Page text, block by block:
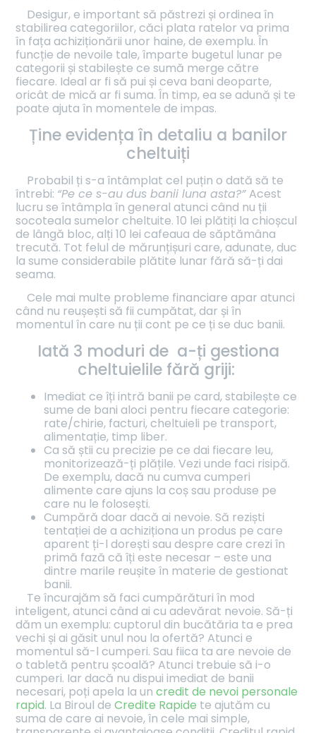
Desigur, e important să păstrezi și ordinea în
stabilirea categoriilor, căci plata ratelor va prima
în fața achiziționării unor haine, de exemplu. În
funcție de nevoile tale, împarte bugetul lunar pe
categorii și stabilește ce sumă merge către
fiecare. Ideal ar fi să pui și ceva bani deoparte,
oricât de mică ar fi suma. În timp, ea se adună și te
poate ajuta în momentele de impas.
Ține evidența în detaliu a banilor
cheltuiți
Probabil ți s-a întâmplat cel puțin o dată să te
întrebi: “Pe ce s-au dus banii luna asta?” Acest
lucru se întâmpla în general atunci când nu ții
socoteala sumelor cheltuite. 10 lei plătiți la chioșcul
de lângă bloc, alți 10 lei cafeaua de săptămâna
trecută. Tot felul de mărunțișuri care, adunate, duc
la sume considerabile plătite lunar fără să-ți dai
seama.
Cele mai multe probleme financiare apar atunci
când nu reușești să fii cumpătat, dar și în
momentul în care nu ții cont pe ce ți se duc banii.
Iată 3 moduri de a-ți gestiona
cheltuielile fără griji:
Imediat ce îți intră banii pe card, stabilește ce
sume de bani aloci pentru fiecare categorie:
rate/chirie, facturi, cheltuieli pe transport,
alimentație, timp liber.
Ca să știi cu precizie pe ce dai fiecare leu,
monitorizează-ți plățile. Vezi unde faci risipă.
De exemplu, dacă nu cumva cumperi
alimente care ajuns la coș sau produse pe
care nu le folosești.
Cumpără doar dacă ai nevoie. Să reziști
tentației de a achiziționa un produs pe care
aparent ți-l dorești sau despre care crezi în
primă fază că îți este necesar – este una
dintre marile reușite în materie de gestionat
banii.
Te încurajăm să faci cumpărături în mod
inteligent, atunci când ai cu adevărat nevoie. Să-ți
dăm un exemplu: cuptorul din bucătăria ta e prea
vechi și ai găsit unul nou la ofertă? Atunci e
momentul să-l cumperi. Sau fiica ta are nevoie de
o tabletă pentru școală? Atunci trebuie să i-o
cumperi. Iar dacă nu dispui imediat de banii
necesari, poți apela la uncredit de nevoi personale
rapid. La Biroul deCredite Rapide te ajutăm cu
suma de care ai nevoie, în cele mai simple,